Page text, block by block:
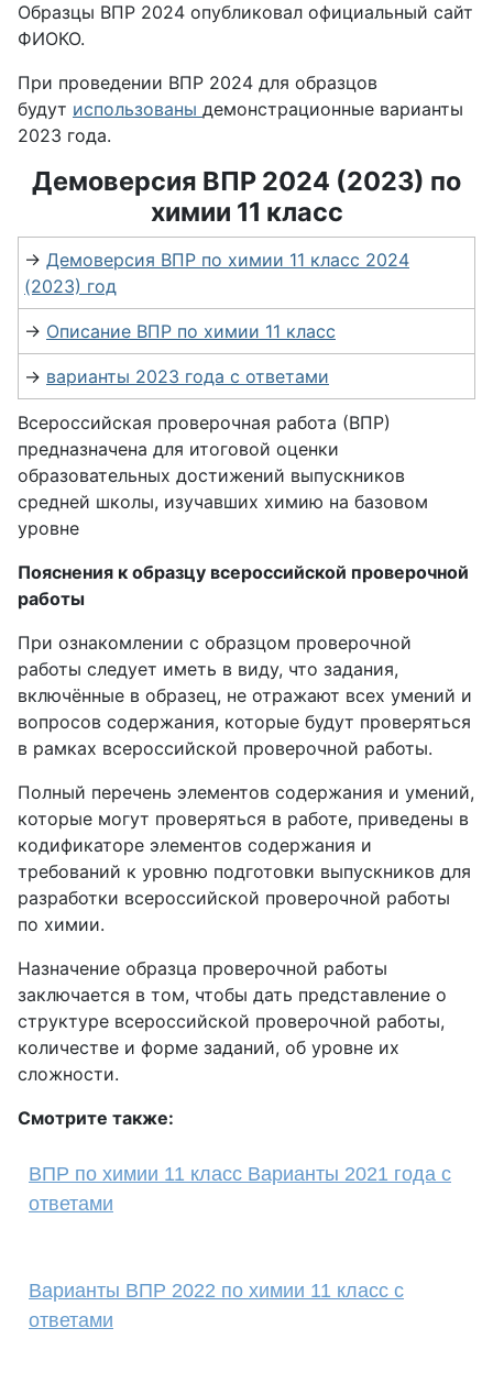
Образцы ВПР 2024 опубликовал официальный сайт
ФИОКО.
При проведении ВПР 2024 для образцов
будут использованы демонстрационные варианты
2023 года.
Демоверсия ВПР 2024 (2023) по
химии 11 класс
→ Демоверсия ВПР по химии 11 класс 2024
(2023) год
→ Описание ВПР по химии 11 класс
→ варианты 2023 года с ответами
Всероссийская проверочная работа (ВПР)
предназначена для итоговой оценки
образовательных достижений выпускников
средней школы, изучавших химию на базовом
уровне
Пояснения к образцу всероссийской проверочной
работы
При ознакомлении с образцом проверочной
работы следует иметь в виду, что задания,
включённые в образец, не отражают всех умений и
вопросов содержания, которые будут проверяться
в рамках всероссийской проверочной работы.
Полный перечень элементов содержания и умений,
которые могут проверяться в работе, приведены в
кодификаторе элементов содержания и
требований к уровню подготовки выпускников для
разработки всероссийской проверочной работы
по химии.
Назначение образца проверочной работы
заключается в том, чтобы дать представление о
структуре всероссийской проверочной работы,
количестве и форме заданий, об уровне их
сложности.
Смотрите также:
ВПР по химии 11 класс Варианты 2021 года с
ответами
Варианты ВПР 2022 по химии 11 класс с
ответами